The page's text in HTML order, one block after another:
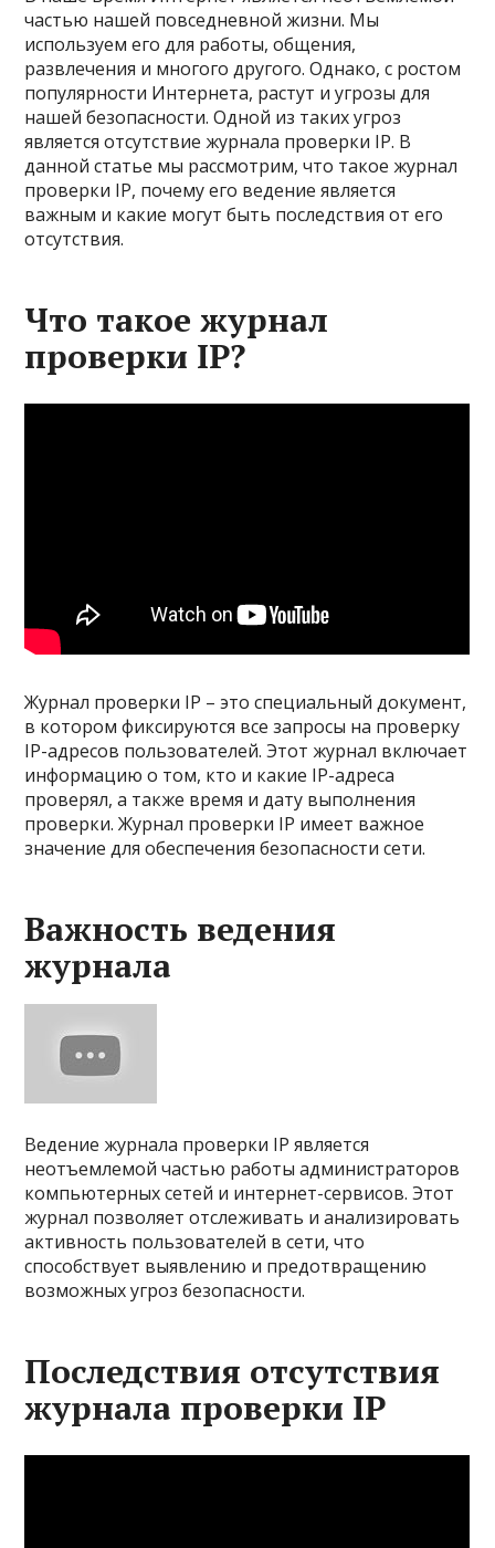
частью нашей повседневной жизни. Мы
используем его для работы, общения,
развлечения и многого другого. Однако, с ростом
популярности Интернета, растут и угрозы для
нашей безопасности. Одной из таких угроз
является отсутствие журнала проверки IP. В
данной статье мы рассмотрим, что такое журнал
проверки IP, почему его ведение является
важным и какие могут быть последствия от его
отсутствия.
Что такое журнал
проверки IP?
Журнал проверки IP – это специальный документ,
в котором фиксируются все запросы на проверку
IP-адресов пользователей. Этот журнал включает
информацию о том, кто и какие IP-адреса
проверял, а также время и дату выполнения
проверки. Журнал проверки IP имеет важное
значение для обеспечения безопасности сети.
Важность ведения
журнала
Ведение журнала проверки IP является
неотъемлемой частью работы администраторов
компьютерных сетей и интернет-сервисов. Этот
журнал позволяет отслеживать и анализировать
активность пользователей в сети, что
способствует выявлению и предотвращению
возможных угроз безопасности.
Последствия отсутствия
журнала проверки IP